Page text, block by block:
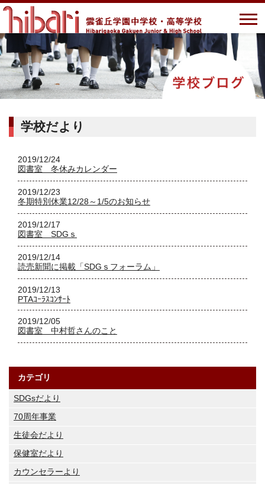
学校だより
2019/12/24
図書室 冬休みカレンダー
2019/12/23
冬期特別休業12/28～1/5のお知らせ
2019/12/17
図書室 SDGｓ
2019/12/14
読売新聞に掲載「SDGｓフォーラム」
2019/12/13
PTAｺｰﾗｽｺﾝｻｰﾄ
2019/12/05
図書室 中村哲さんのこと
カテゴリ
SDGsだより
70周年事業
生徒会だより
保健室だより
カウンセラーより